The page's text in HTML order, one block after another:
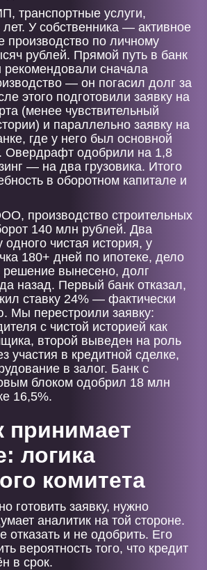
транспортные услуги,
лет. У собственника — активное
производство по личному
рублей. Прямой путь в банк
сначала
— он погасил долг за
этого подготовили заявку на
(менее чувствительный
и параллельно заявку на
где у него был основной
Овердрафт одобрили на 1,8
— на два грузовика. Итого
в оборотном капитале и
производство строительных
140 млн рублей. Два
чистая история, у
180+ дней по ипотеке, дело
вынесено, долг
назад. Первый банк отказал,
ставку 24% — фактически
Мы перестроили заявку:
с чистой историей как
второй выведен на роль
участия в кредитной сделке,
в залог. Банк с
блоком одобрил 18 млн
16,5%.
принимает
логика
комитета
готовить заявку, нужно
аналитик на той стороне.
отказать и не одобрить. Его
вероятность того, что кредит
в срок.